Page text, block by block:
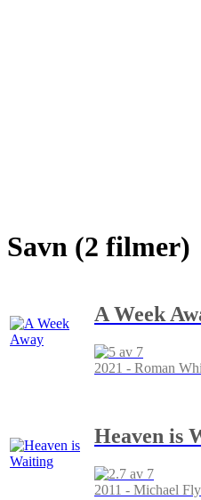
Savn (2 filmer)
A Week
2021 - Roman
Heaven is
2011 - Michael